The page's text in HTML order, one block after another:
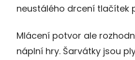
neustálého drcení tlačítek
Mlácení potvor ale
náplní hry. Šarvátky jsou